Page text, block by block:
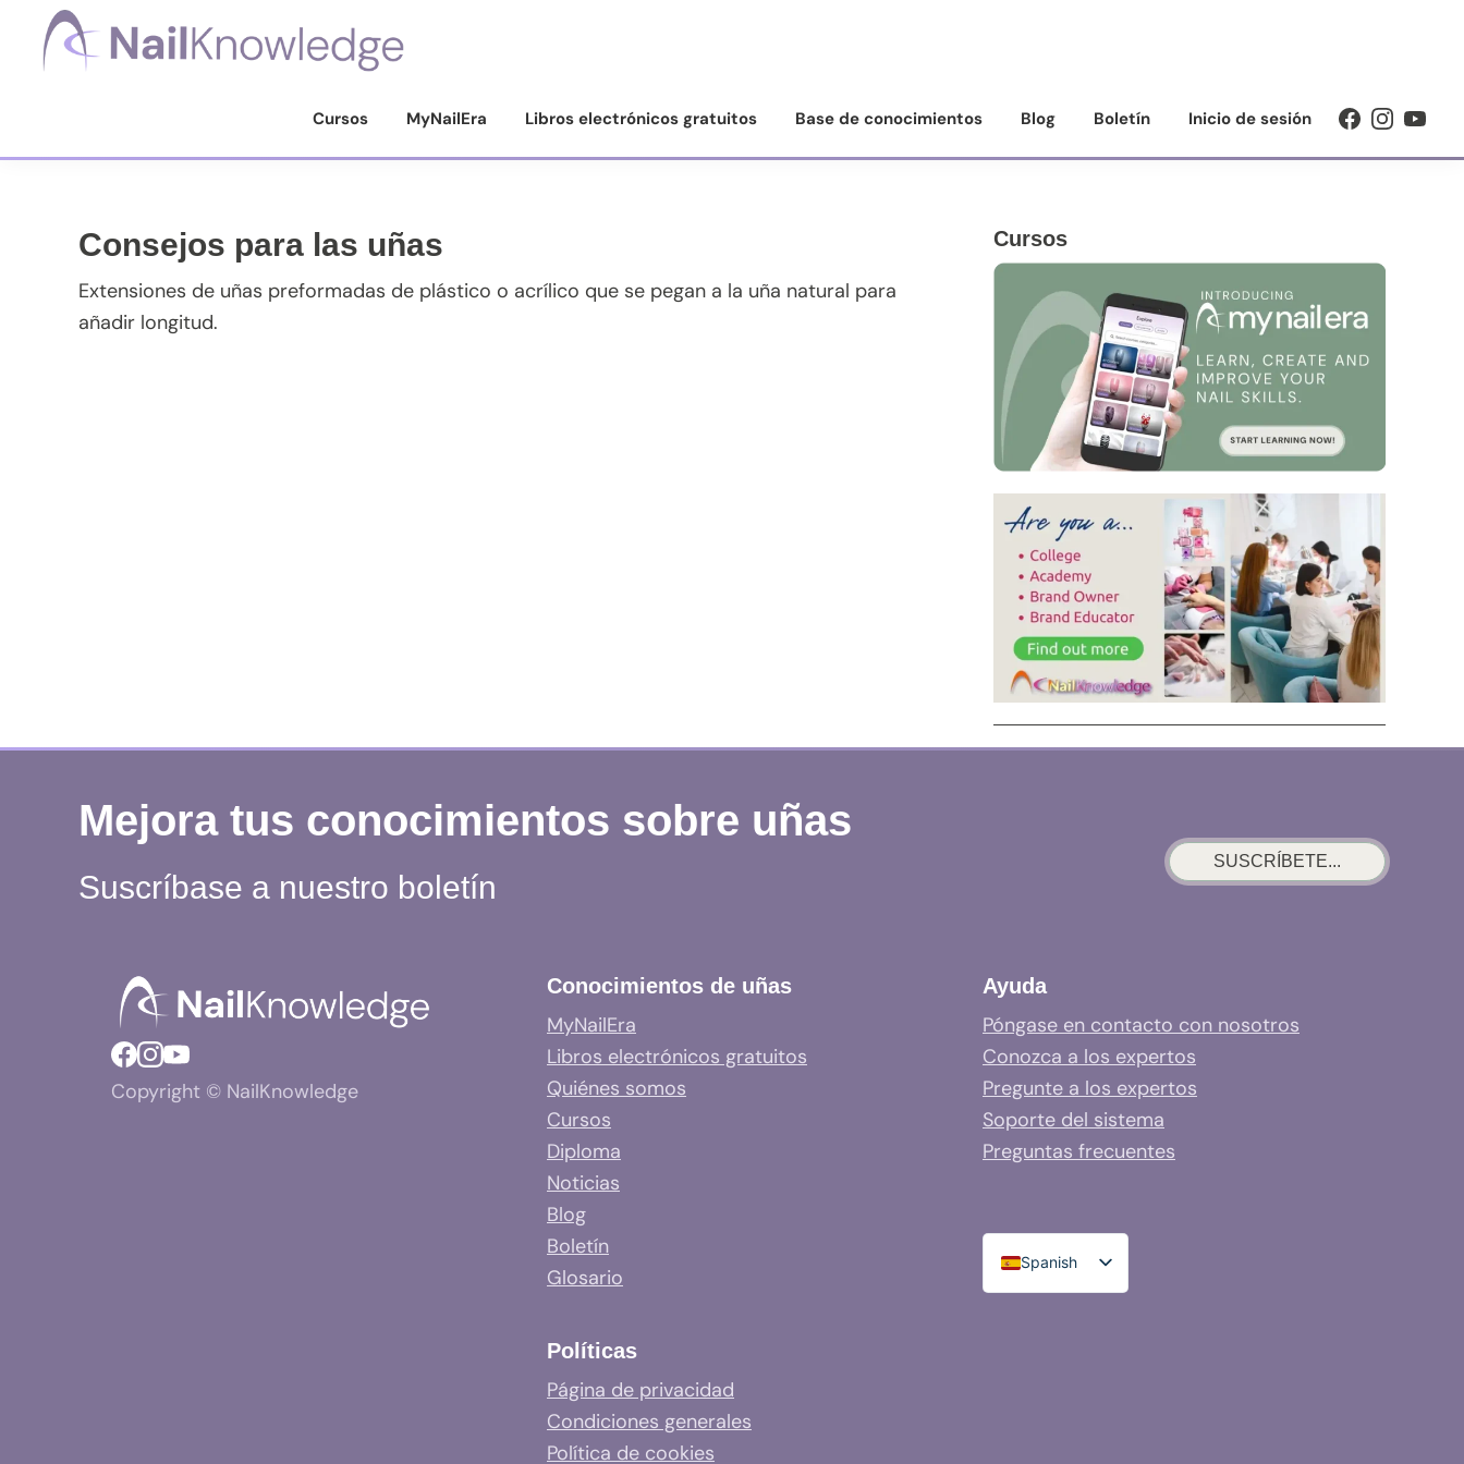
Saltar
Saltar
contenido
Saltar
Saltar
Cursos MyNailEra Libros electrónicos gratuitos Base de conocimientos Blog Boletín Inicio de sesión
Consejos para las uñas
Extensiones de uñas preformadas de plástico o acrílico que se pegan a la uña natural para
añadir longitud.
Barra
lateral
principal
Cursos
Mejora tus conocimientos sobre uñas
Suscríbase a nuestro boletín
SUSCRÍBETE...
Copyright © NailKnowledge
Conocimientos de uñas
MyNailEra
Libros electrónicos gratuitos
Quiénes somos
Cursos
Diploma
Noticias
Blog
Boletín
Glosario
Políticas
Página de privacidad
Condiciones generales
Política de cookies
Ayuda
Póngase en contacto con nosotros
Conozca a los expertos
Pregunte a los expertos
Soporte del sistema
Preguntas frecuentes
Spanish
English